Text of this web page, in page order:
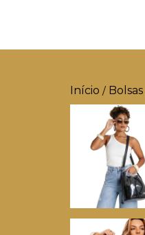
Início / Bolsas